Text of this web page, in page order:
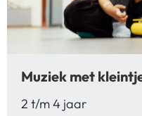
Muziek met
2 t/m 4 jaar